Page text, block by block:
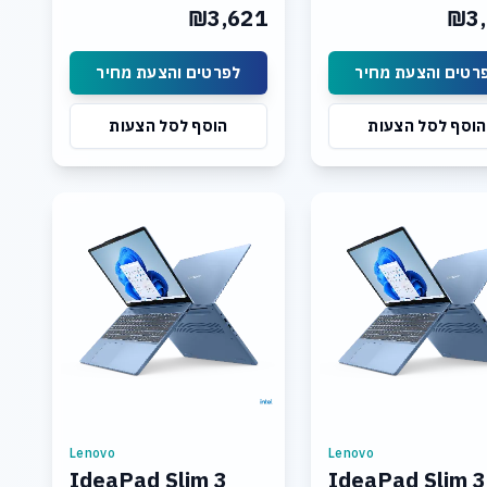
UHD Graphics
והצעת מחיר
הוסף לסל הצעות
UHD Graphics Display: 15.3
₪3,621
לפרטים והצעת מחיר
הוסף לסל הצעות
Lenovo
IdeaPad Slim 3
Lenovo
IdeaPad Slim 3